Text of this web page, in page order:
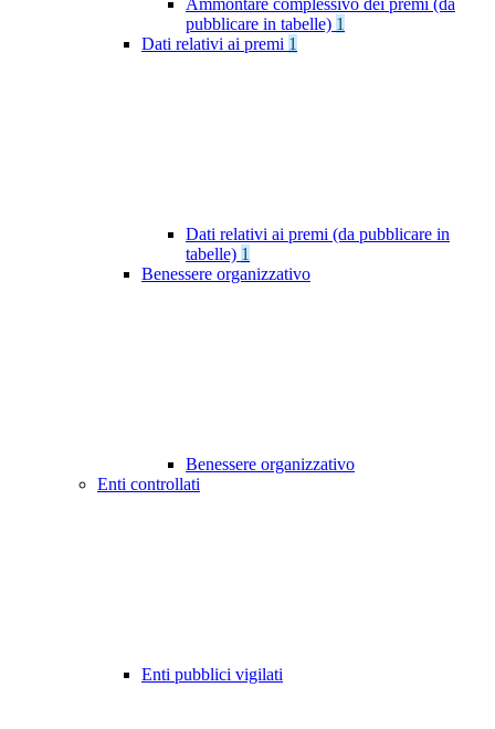
Ammontare complessivo dei premi (da
pubblicare in tabelle) 1
Dati relativi ai premi 1
Dati relativi ai premi (da pubblicare in
tabelle) 1
Benessere organizzativo
Benessere organizzativo
Enti controllati
Enti pubblici vigilati